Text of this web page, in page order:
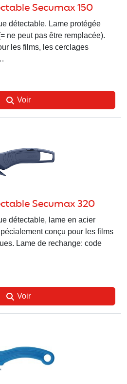
Secumax 150
détectable. Lame protégée
ne peut pas être remplacée).
les films, les cerclages
Voir
Secumax 320
détectable, lame en acier
conçu pour les films
Lame de rechange: code
Voir